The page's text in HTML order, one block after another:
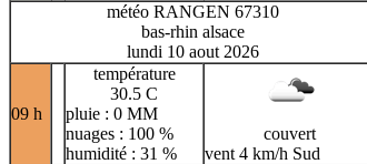
météo RANGEN 67310
bas-rhin alsace
lundi 10 aout 2026
09 h
température
30.5 C
pluie : 0 MM
nuages : 100 %
humidité : 31 %
couvert
vent 4 km/h Sud